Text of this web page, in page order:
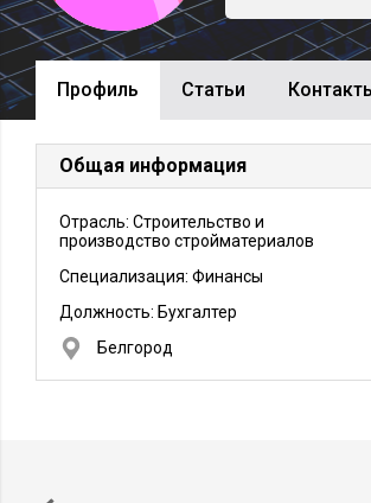
Профиль Cтатьи
Общая информация
Отрасль: Строительство и
производство стройматериалов
Специализация: Финансы
Должность: Бухгалтер
Белгород